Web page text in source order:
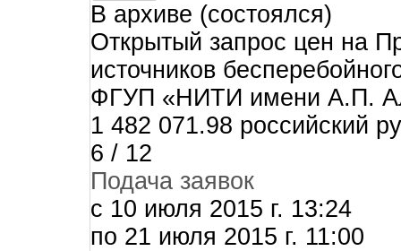
В архиве (состоялся)
Открытый запрос цен на
источников
ФГУП «НИТИ имени А.П.
1 482 071.98 российский
6 / 12
Подача заявок
c 10 июля 2015 г. 13:24
по 21 июля 2015 г. 11:00